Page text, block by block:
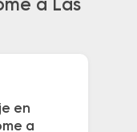
a Las
en
a